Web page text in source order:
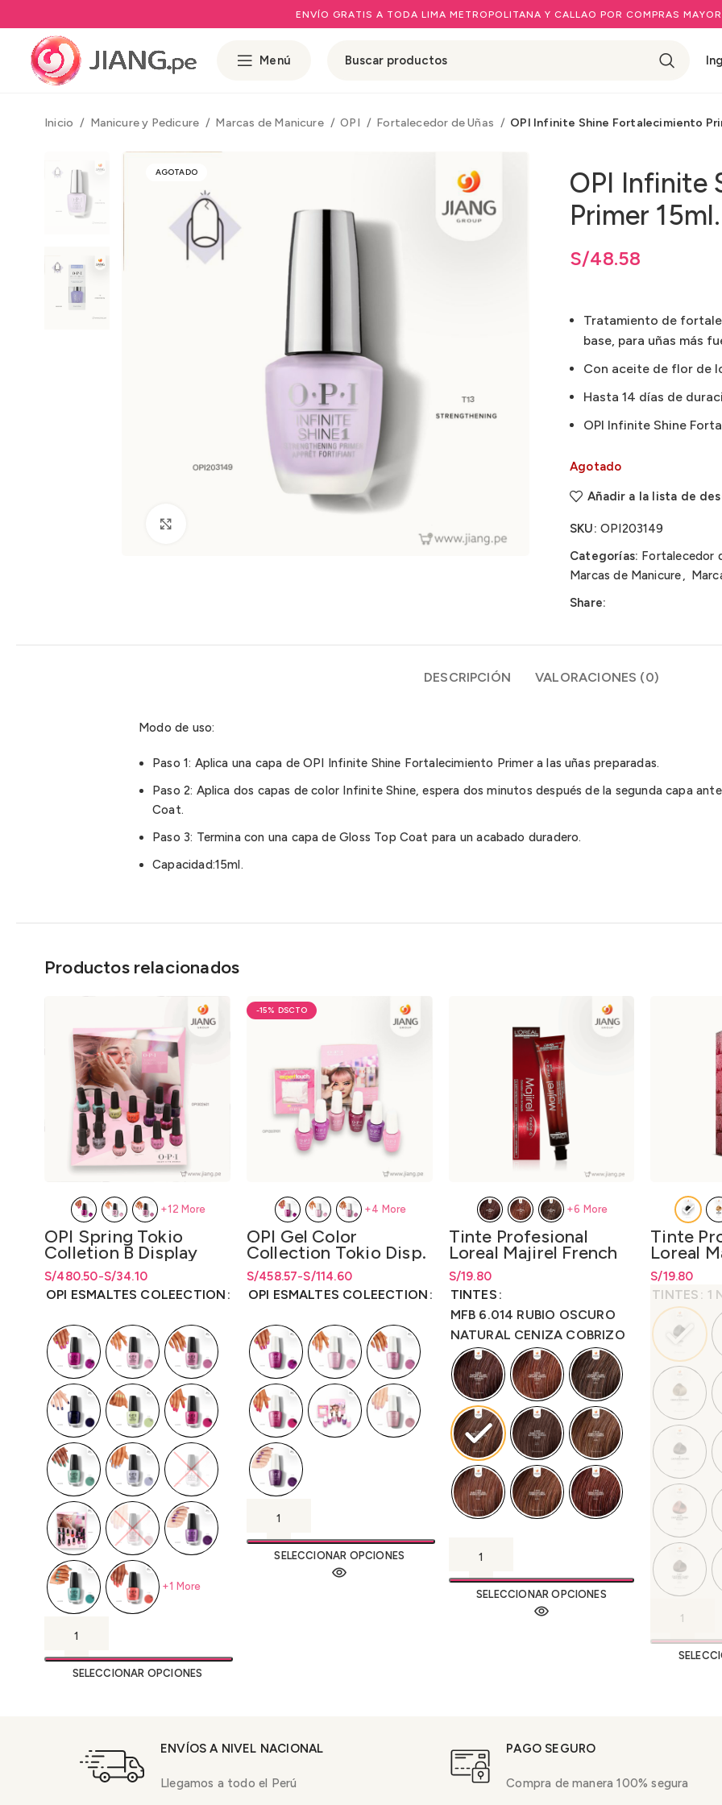
ENVÍO GRATIS A TODA LIMA METROPOLITANA Y CALLAO POR COMPRAS
Menú
Inicio Manicure y Pedicure Marcas de Manicure OPI Fortalecedor de Uñas OPI Infinite Shine Fortalecimiento
AGOTADO
OPI Infinite
Primer 15ml.
S/48.58
Tratamiento de
base, para uñas más
Con aceite de flor de
Hasta 14 días de
OPI Infinite Shine
Agotado
Añadir a la lista de
SKU: OPI203149
Categorías: Fortalecedor
Marcas de Manicure,
Share:
DESCRIPCIÓN VALORACIONES (0)
Modo de uso:
Paso 1: Aplica una capa de OPI Infinite Shine Fortalecimiento Primer a las uñas preparadas.
Paso 2: Aplica dos capas de color Infinite Shine, espera dos minutos después de la segunda capa
Coat.
Paso 3: Termina con una capa de Gloss Top Coat para un acabado duradero.
Capacidad:15ml.
Productos relacionados
OPI Spring Tokio
Colletion B Display
Disp. x Unidad y Disp.
x 16 Unidades Lqr
(Nl/Bcoat/Tcoat)
S/34.10
-
S/480.50
Rango de precios: desde S/34.10
hasta S/480.50
Rango de precios: desde
hastaS/480.50
OPI ESMALTES COLEECTION
+1 More
SELECCIONAR OPCIONES
+12 More
-15%
OPI Gel Color
Collection Tokio Disp.
x Unidad y Disp. x 6
Unidades 15ml.
S/114.60
-
S/458.57
Rango de precios: desde
S/114.60 hasta S/458.57
Rango de precios: desde
S/114.60hastaS/458.57
OPI ESMALTES COLEECTION
SELECCIONAR OPCIONES
+4 More
Tinte Profesional
Loreal Majirel French
Brown 50gr.–
LO3000M4
S/19.80
Rango de precios: desde
hastaS/19.80
TINTES
MFB 6.014 RUBIO OSCURO
NATURAL CENIZA COBRIZO
SELECCIONAR OPCIONES
+6 More
Tinte
Loreal
50gr. –
S/19.80
Rango de
hastaS/
TINTES 1
ENVÍOS A NIVEL NACIONAL
Llegamos a todo el Perú
PAGO SEGURO
Compra de manera 100% segura